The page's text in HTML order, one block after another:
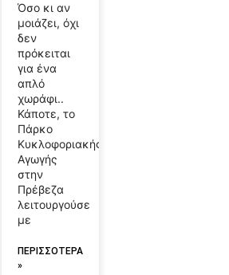
Όσο κι αν
μοιάζει, όχι
δεν
πρόκειται
για ένα
απλό
χωράφι..
Κάποτε, το
Πάρκο
Κυκλοφοριακής
Αγωγής
στην
Πρέβεζα
λειτουργούσε
με
ΠΕΡΙΣΣΟΤΕΡΑ
»